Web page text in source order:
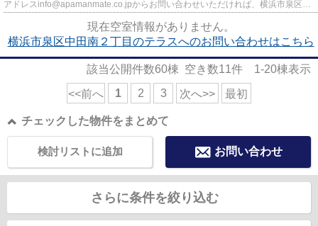
アドレスinfo@apamanmate.co.jpからお問い合わせいただければ、横浜市泉区に
現在空室情報がありません。
横浜市泉区中田南２丁目のテラスへのお問い合わせはこちら
該当公開件数60棟 空き数11件 1-20棟表示
<<前へ 1 2 3 次へ>> 最初
チェックした物件をまとめて
お問い合わせ
検討リストに追加
さらに条件を絞り込む